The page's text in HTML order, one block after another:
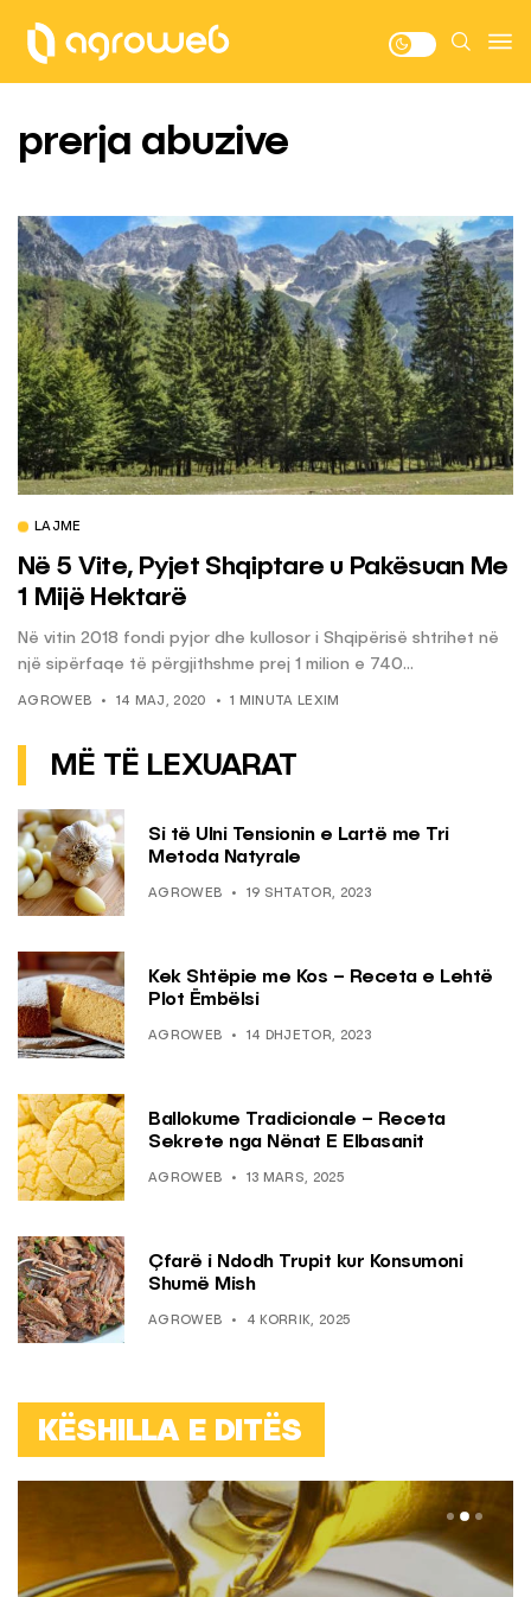
prerja abuzive
LAJME
Në 5 Vite, Pyjet Shqiptare u Pakësuan Me
1 Mijë Hektarë
Në vitin 2018 fondi pyjor dhe kullosor i Shqipërisë shtrihet në
një sipërfaqe të përgjithshme prej 1 milion e 740...
AGROWEB 14 MAJ, 2020 1 MINUTA LEXIM
MË TË LEXUARAT
Si të Ulni Tensionin e Lartë me Tri
Metoda Natyrale
AGROWEB 19 SHTATOR, 2023
Kek Shtëpie me Kos – Receta e Lehtë
Plot Ëmbëlsi
AGROWEB 14 DHJETOR, 2023
Ballokume Tradicionale – Receta
Sekrete nga Nënat E Elbasanit
AGROWEB 13 MARS, 2025
Çfarë i Ndodh Trupit kur Konsumoni
Shumë Mish
AGROWEB 4 KORRIK, 2025
KËSHILLA E DITËS